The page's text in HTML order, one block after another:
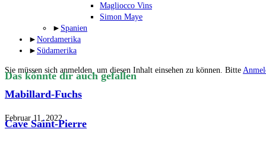
Magliocco Vins
Simon Maye
► Spanien
► Nordamerika
► Südamerika
Sie müssen sich anmelden, um diesen Inhalt einsehen zu können. Bitte
Das könnte dir auch gefallen
Mabillard-Fuchs
Februar 11, 2022
Cave Saint-Pierre